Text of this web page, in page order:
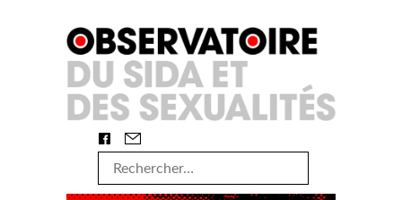
to
content